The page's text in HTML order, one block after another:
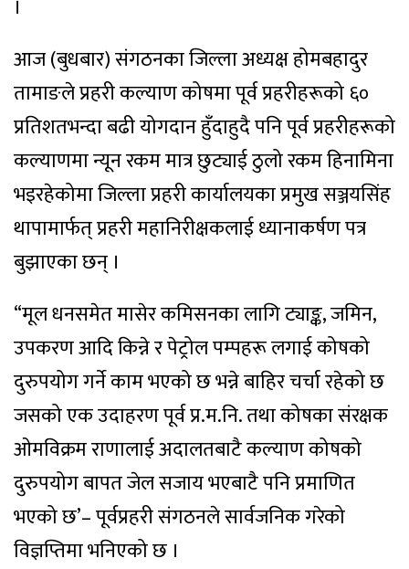
।
आज (बुधबार) संगठनका जिल्ला अध्यक्ष होमबहादुर
तामाङले प्रहरी कल्याण कोषमा पूर्व प्रहरीहरूको ६०
प्रतिशतभन्दा बढी योगदान हुँदाहुदै पनि पूर्व प्रहरीहरूको
कल्याणमा न्यून रकम मात्र छुट्याई ठुलो रकम हिनामिना
भइरहेकोमा जिल्ला प्रहरी कार्यालयका प्रमुख सञ्जयसिंह
थापामार्फत् प्रहरी महानिरीक्षकलाई ध्यानाकर्षण पत्र
बुझाएका छन् ।
“मूल धनसमेत मासेर कमिसनका लागि ट्याङ्क, जमिन,
उपकरण आदि किन्ने र पेट्रोल पम्पहरू लगाई कोषको
दुरुपयोग गर्ने काम भएको छ भन्ने बाहिर चर्चा रहेको छ
जसको एक उदाहरण पूर्व प्र.म.नि. तथा कोषका संरक्षक
ओमविक्रम राणालाई अदालतबाटै कल्याण कोषको
दुरुपयोग बापत जेल सजाय भएबाटै पनि प्रमाणित
भएको छ’– पूर्वप्रहरी संगठनले सार्वजनिक गरेको
विज्ञप्तिमा भनिएको छ ।